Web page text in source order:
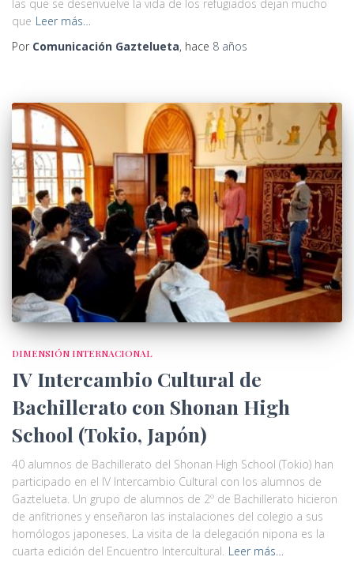
las que se desenvuelve la vida de los refugiados dejan mucho
que Leer más…
Por Comunicación Gaztelueta, hace 8 años
DIMENSIÓN INTERNACIONAL
IV Intercambio Cultural de
Bachillerato con Shonan High
School (Tokio, Japón)
40 alumnos de Bachillerato del Shonan High School (Tokio) han
participado en el IV Intercambio Cultural con los alumnos de
Gaztelueta. Un grupo de alumnos de 2º de Bachillerato hicieron
de anfitriones y enseñaron las instalaciones del colegio a sus
homólogos japoneses. La visita de la delegación nipona es la
cuarta edición del Encuentro Intercultural. Leer más…